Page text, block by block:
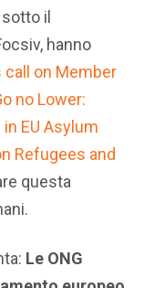
il
hanno
call on Member
no Lower:
EU Asylum
Refugees and
questa
Le ONG